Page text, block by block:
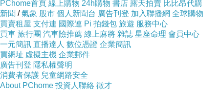
PChome首頁 線上購物 24h購物 書店 露天拍賣 比比昂代購
新聞 /氣象 股市 個人新聞台 廣告刊登 加入聯播網 全球購物
買賣租屋 支付連 國際連 Pi 拍錢包 旅遊 服務中心
買車 旅行團 汽車險推薦 線上麻將 雜誌 星座命理 會員中心
一元簡訊 直播達人 數位憑證 企業簡訊
買網址 虛擬主機 企業郵件
廣告刊登 隱私權聲明
消費者保護 兒童網路安全
About PChome 投資人聯絡 徵才